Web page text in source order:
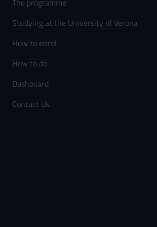
Studying at the University of Verona
How to enrol
How to do
Dashboard
Contact Us